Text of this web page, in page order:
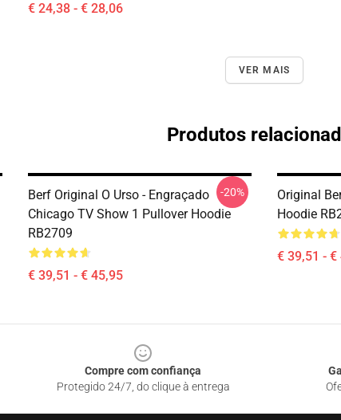
€ 24,38 - € 28,06
VER MAIS
Produtos
Berf Original O Urso - Engraçado
Chicago TV Show 1 Pullover Hoodie
RB2709
€ 39,51 - € 45,95
-20%
Original
Hoodie
€ 39,51 - €
Compre com confiança
Protegido 24/7, do clique à entrega